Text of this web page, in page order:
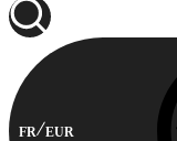
FR EUR